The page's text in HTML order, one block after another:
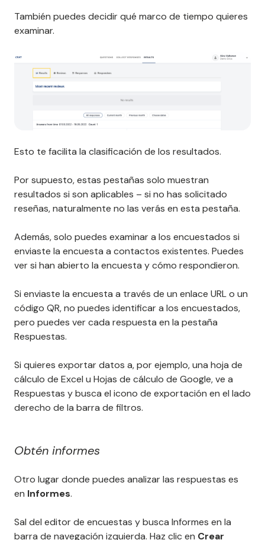
También puedes decidir qué marco de tiempo quieres
examinar.
Esto te facilita la clasificación de los resultados.
Por supuesto, estas pestañas solo muestran
resultados si son aplicables – si no has solicitado
reseñas, naturalmente no las verás en esta pestaña.
Además, solo puedes examinar a los encuestados si
enviaste la encuesta a contactos existentes. Puedes
ver si han abierto la encuesta y cómo respondieron.
Si enviaste la encuesta a través de un enlace URL o un
código QR, no puedes identificar a los encuestados,
pero puedes ver cada respuesta en la pestaña
Respuestas.
Si quieres exportar datos a, por ejemplo, una hoja de
cálculo de Excel u Hojas de cálculo de Google, ve a
Respuestas y busca el icono de exportación en el lado
derecho de la barra de filtros.
Obtén informes
Otro lugar donde puedes analizar las respuestas es
en Informes.
Sal del editor de encuestas y busca Informes en la
barra de navegación izquierda. Haz clic en Crear